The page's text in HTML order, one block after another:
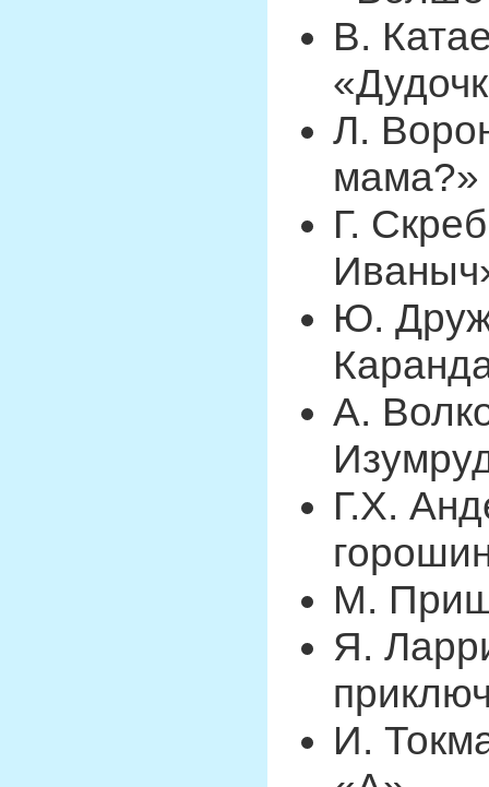
В.
Л.
мама?»
Г.
Ю.
А.
Г.Х.
М.
Я.
И.